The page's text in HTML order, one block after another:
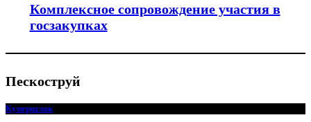
Комплексное сопровождение участия в
госзакупках
Пескоструй
Купершлак